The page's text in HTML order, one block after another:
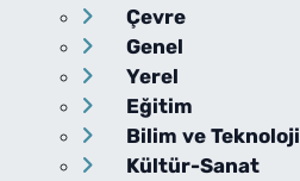
Çevre
Genel
Yerel
Eğitim
Bilim ve Teknoloji
Kültür-Sanat